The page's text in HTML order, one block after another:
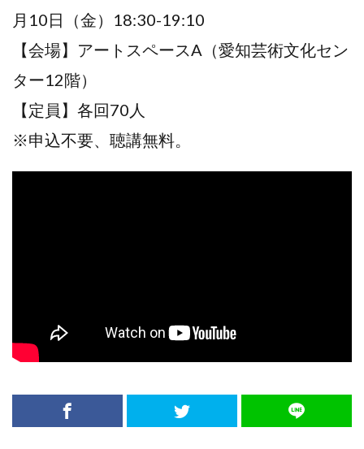
⽉10⽇（⾦）18:30-19:10
【会場】アートスペースA（愛知芸術⽂化セン
ター12階）
【定員】各回70人
※申込不要、聴講無料。